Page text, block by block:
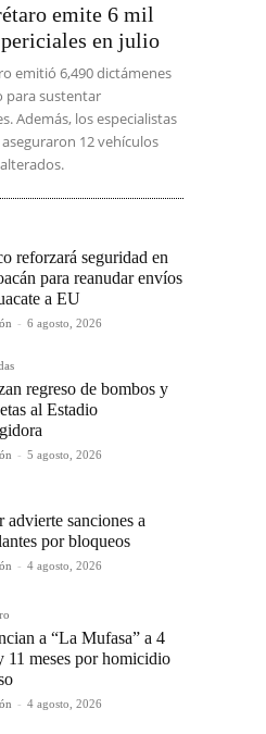
emite 6 mil
en julio
emitió 6,490 dictámenes
para sustentar
Además, los especialistas
12 vehículos
reforzará seguridad en
para reanudar envíos
a EU
- 6 agosto, 2026
regreso de bombos y
al Estadio
- 5 agosto, 2026
advierte sanciones a
por bloqueos
- 4 agosto, 2026
a “La Mufasa” a 4
11 meses por homicidio
- 4 agosto, 2026